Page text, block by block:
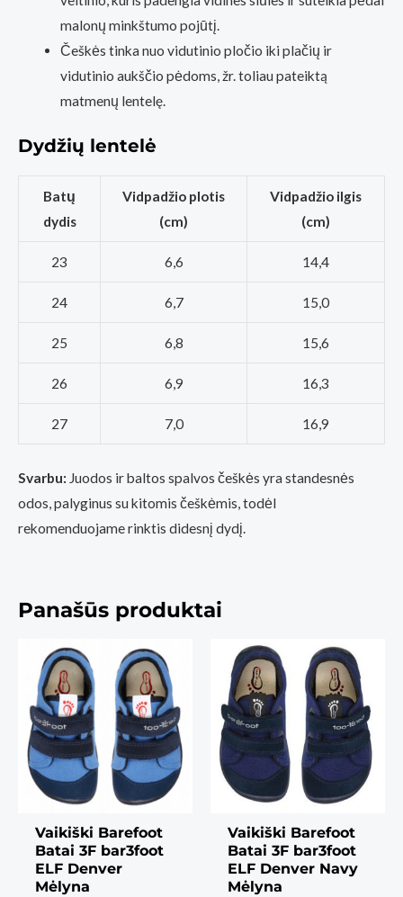
malonų minkštumo pojūtį.
Češkės tinka nuo vidutinio pločio iki plačių ir
vidutinio aukščio pėdoms, žr. toliau pateiktą
matmenų lentelę.
Dydžių lentelė
Batų
dydis
Vidpadžio plotis
(cm)
Vidpadžio ilgis
(cm)
23 6,6 14,4
24 6,7 15,0
25 6,8 15,6
26 6,9 16,3
27 7,0 16,9
Svarbu: Juodos ir baltos spalvos češkės yra standesnės
odos, palyginus su kitomis češkėmis, todėl
rekomenduojame rinktis didesnį dydį.
Panašūs produktai
Vaikiški Barefoot
Batai 3F bar3foot
ELF Denver
Mėlyna
Vaikiški Barefoot
Batai 3F bar3foot
ELF Denver Navy
Mėlyna